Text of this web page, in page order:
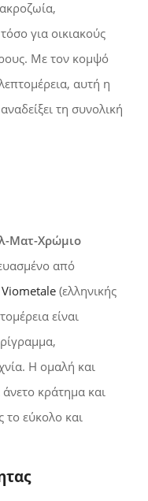
για οικιακούς
Με τον κομψό
αυτή η
τη συνολική
Ματ-Χρώμιο
από
Viometale (ελληνικής
είναι
Η ομαλή και
κράτημα και
το εύκολο και